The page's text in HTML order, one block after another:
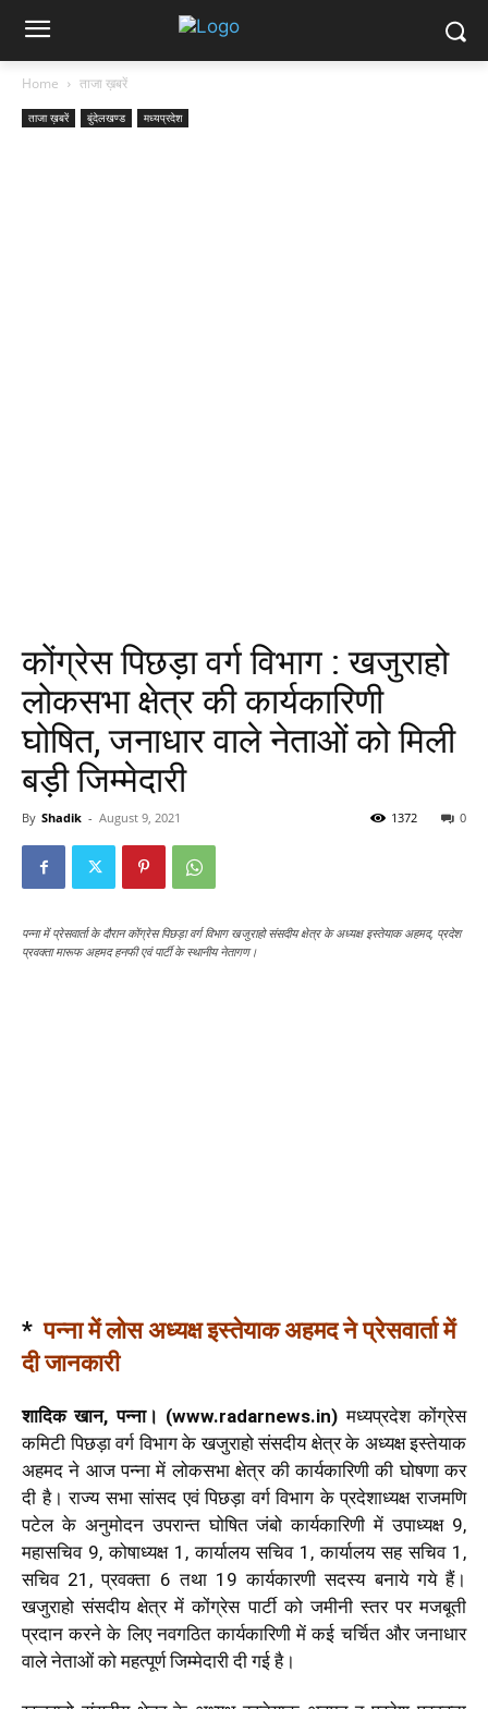
Home ताजा ख़बरें
ताजा ख़बरें बुंदेलखण्ड मध्यप्रदेश
कोंग्रेस पिछड़ा वर्ग विभाग : खजुराहो
लोकसभा क्षेत्र की कार्यकारिणी
घोषित, जनाधार वाले नेताओं को मिली
बड़ी जिम्मेदारी
By Shadik - August 9, 2021 0
1372
पन्ना में प्रेसवार्ता के दौरान कोंग्रेस पिछड़ा वर्ग विभाग खजुराहो संसदीय क्षेत्र के अध्यक्ष इस्तेयाक अहमद, प्रदेश
प्रवक्ता मारूफ अहमद हनफी एवं पार्टी के स्थानीय नेतागण।
* पन्ना में लोस अध्यक्ष इस्तेयाक अहमद ने प्रेसवार्ता में
दी जानकारी
शादिक खान, पन्ना। (www.radarnews.in) मध्यप्रदेश कोंग्रेस
कमिटी पिछड़ा वर्ग विभाग के खजुराहो संसदीय क्षेत्र के अध्यक्ष इस्तेयाक
अहमद ने आज पन्ना में लोकसभा क्षेत्र की कार्यकारिणी की घोषणा कर
दी है। राज्य सभा सांसद एवं पिछड़ा वर्ग विभाग के प्रदेशाध्यक्ष राजमणि
पटेल के अनुमोदन उपरान्त घोषित जंबो कार्यकारिणी में उपाध्यक्ष 9,
महासचिव 9, कोषाध्यक्ष 1, कार्यालय सचिव 1, कार्यालय सह सचिव 1,
सचिव 21, प्रवक्ता 6 तथा 19 कार्यकारणी सदस्य बनाये गये हैं।
खजुराहो संसदीय क्षेत्र में कोंग्रेस पार्टी को जमीनी स्तर पर मजबूती
प्रदान करने के लिए नवगठित कार्यकारिणी में कई चर्चित और जनाधार
वाले नेताओं को महत्पूर्ण जिम्मेदारी दी गई है।